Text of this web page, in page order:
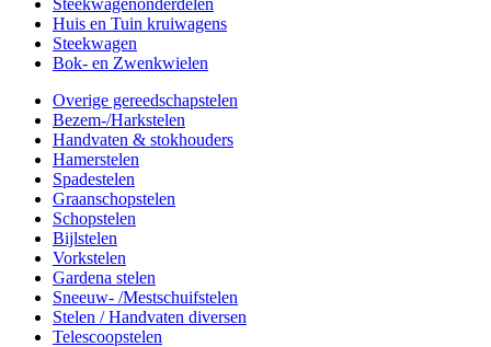
Steekwagenonderdelen
Huis en Tuin kruiwagens
Steekwagen
Bok- en Zwenkwielen
Overige gereedschapstelen
Bezem-/Harkstelen
Handvaten & stokhouders
Hamerstelen
Spadestelen
Graanschopstelen
Schopstelen
Bijlstelen
Vorkstelen
Gardena stelen
Sneeuw- /Mestschuifstelen
Stelen / Handvaten diversen
Telescoopstelen